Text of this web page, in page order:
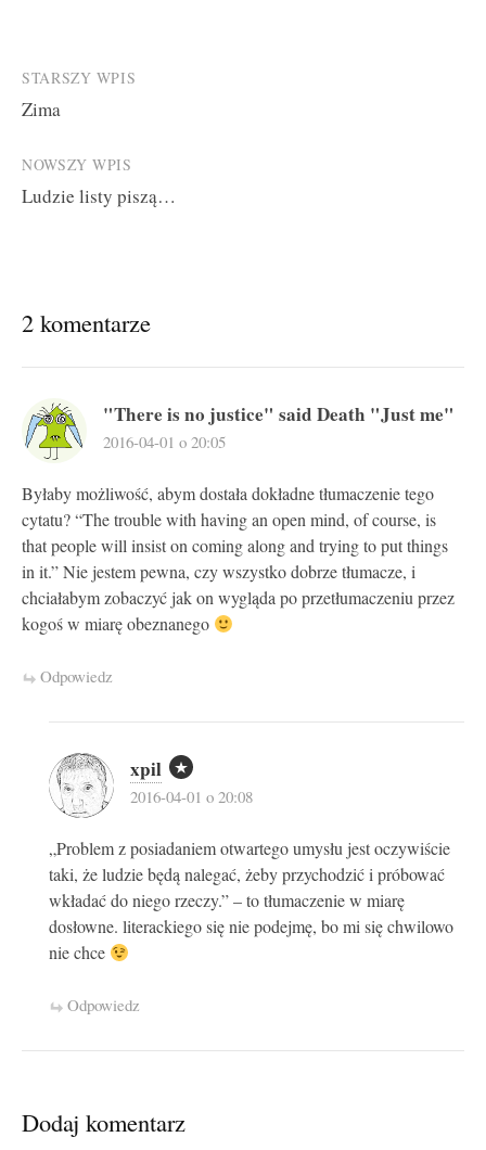
Post
navigation
STARSZY WPIS
Zima
NOWSZY WPIS
Ludzie listy piszą…
2 komentarze
"There is no justice" said Death "Just me"
2016-04-01 o 20:05
Byłaby możliwość, abym dostała dokładne tłumaczenie tego
cytatu? “The trouble with having an open mind, of course, is
that people will insist on coming along and trying to put things
in it.” Nie jestem pewna, czy wszystko dobrze tłumacze, i
chciałabym zobaczyć jak on wygląda po przetłumaczeniu przez
kogoś w miarę obeznanego
Odpowiedz
xpil
2016-04-01 o 20:08
„Problem z posiadaniem otwartego umysłu jest oczywiście
taki, że ludzie będą nalegać, żeby przychodzić i próbować
wkładać do niego rzeczy.” – to tłumaczenie w miarę
dosłowne. literackiego się nie podejmę, bo mi się chwilowo
nie chce
Odpowiedz
Dodaj komentarz